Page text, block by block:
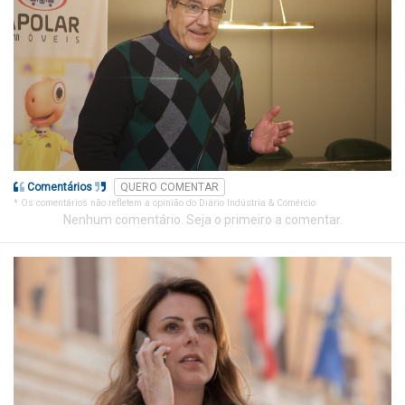
Comentários QUERO COMENTAR
* Os comentários não refletem a opinião do Diário Indústria & Comércio
Nenhum comentário. Seja o primeiro a comentar.